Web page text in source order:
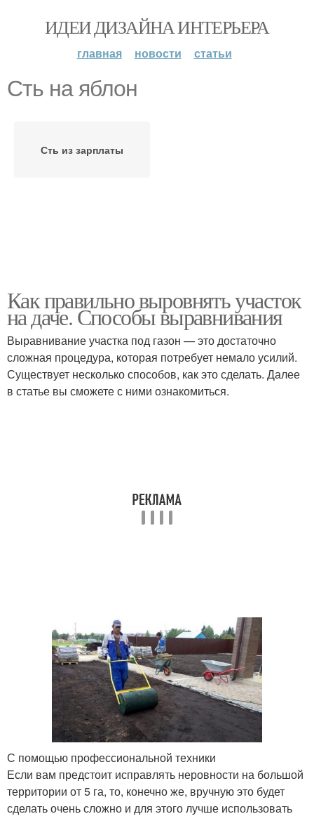
ИДЕИ ДИЗАЙНА ИНТЕРЬЕРА
главная новости статьи
Сть на яблон
Сть из зарплаты
Как правильно выровнять участок
на даче. Способы выравнивания
Выравнивание участка под газон — это достаточно
сложная процедура, которая потребует немало усилий.
Существует несколько способов, как это сделать. Далее
в статье вы сможете с ними ознакомиться.
С помощью профессиональной техники
Если вам предстоит исправлять неровности на большой
территории от 5 га, то, конечно же, вручную это будет
сделать очень сложно и для этого лучше использовать